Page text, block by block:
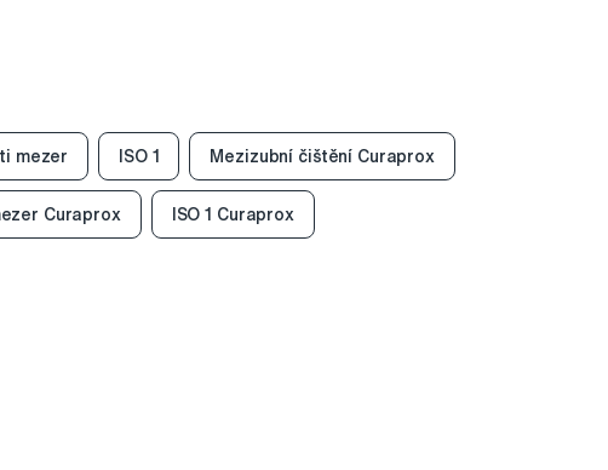
mezer ISO 1 Mezizubní čištění Curaprox
Curaprox ISO 1 Curaprox